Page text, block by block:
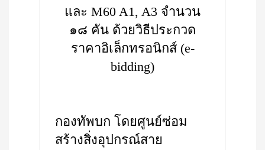
และ M60 A1, A3 จำนวน
๑๘ คัน ด้วยวิธีประกวด
ราคาอิเล็กทรอนิกส์ (e-
bidding)
กองทัพบก โดยศูนย์ซ่อม
สร้างสิ่งอุปกรณ์สาย